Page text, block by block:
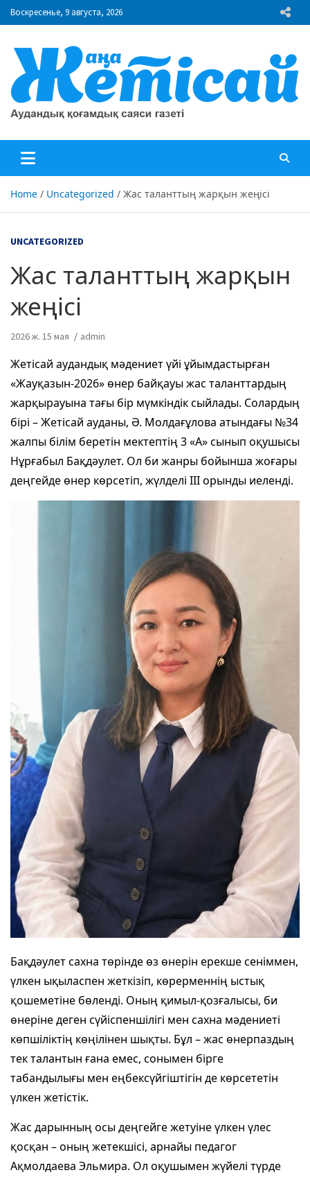
Skip
to
Воскресенье, 9 августа, 2026
"Жаңа Жетісай" газеті
Home Uncategorized Жас таланттың жарқын жеңісі
UNCATEGORIZED
Жас таланттың жарқын
жеңісі
2026 ж. 15 мая admin
Жетісай аудандық мәдениет үйі ұйымдастырған
«Жауқазын-2026» өнер байқауы жас таланттардың
жарқырауына тағы бір мүмкіндік сыйлады. Солардың
бірі – Жетісай ауданы, Ә. Молдағұлова атындағы №34
жалпы білім беретін мектептің 3 «А» сынып оқушысы
Нұрғабыл Бақдәулет. Ол би жанры бойынша жоғары
деңгейде өнер көрсетіп, жүлделі ІІІ орынды иеленді.
Бақдәулет сахна төрінде өз өнерін ерекше сеніммен,
үлкен ықыласпен жеткізіп, көрерменнің ыстық
қошеметіне бөленді. Оның қимыл-қозғалысы, би
өнеріне деген сүйіспеншілігі мен сахна мәдениеті
көпшіліктің көңілінен шықты. Бұл – жас өнерпаздың
тек талантын ғана емес, сонымен бірге
табандылығы мен еңбексүйгіштігін де көрсететін
үлкен жетістік.
Жас дарынның осы деңгейге жетуіне үлкен үлес
қосқан – оның жетекшісі, арнайы педагог
Ақмолдаева Эльмира. Ол оқушымен жүйелі түрде